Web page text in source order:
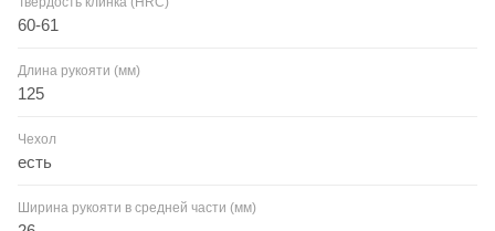
60-61
Длина рукояти (мм)
125
Чехол
есть
Ширина рукояти в средней части (мм)